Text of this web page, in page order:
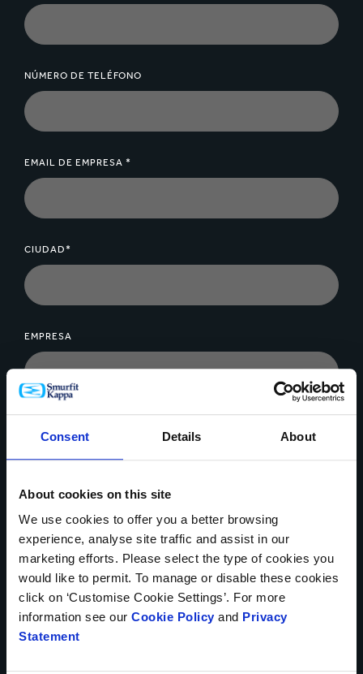
Consent Details About
About cookies on this site
We use cookies to offer you a better browsing
experience, analyse site traffic and assist in our
marketing efforts. Please select the type of cookies you
would like to permit. To manage or disable these cookies
click on ‘Customise Cookie Settings’. For more
information see our Cookie Policy and Privacy
Statement
NÚMERO DE TELÉFONO
EMAIL DE EMPRESA *
CIUDAD*
EMPRESA
Se puede subir hasta 5 archivos. Máiximo 5 Mb por archivo